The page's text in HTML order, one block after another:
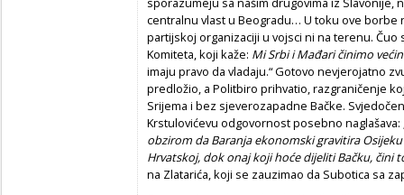
centralnu vlast u Beogradu… U toku ove borbe
partijskoj organizaciji u vojsci ni na terenu.
Komiteta, koji kaže: Mi Srbi i Mađari činimo
imaju pravo da vladaju.“ Gotovo nevjerojatno
predložio, a Politbiro prihvatio, razgraničenje
Srijema i bez sjeverozapadne Bačke.
Krstulovićevu odgovornost posebno naglašava:
obzirom da Baranja ekonomski gravitira
Hrvatskoj, dok onaj koji hoće dijeliti Bačku, čini
na Zlatarića, koji se zauzimao da Subotica sa